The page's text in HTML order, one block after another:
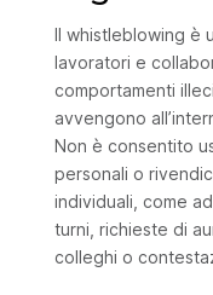
Il whistleblowing è
lavoratori e
comportamenti
avvengono
Non è consentito
personali o
individuali, come
turni, richieste di
colleghi o